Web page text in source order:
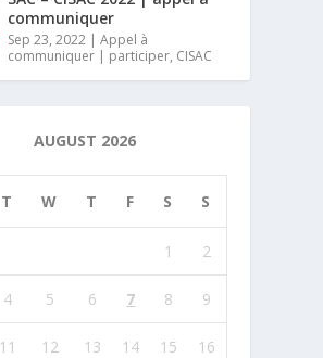
communiquer
Sep 23, 2022 |Appel à
communiquer | participer, CISAC
AUGUST 2026
T W T F S S
1 2
4 5 6 7 8 9
11 12 13 14 15 16